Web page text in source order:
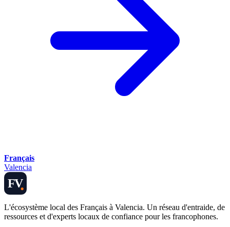
Français
Valencia
FV
L'écosystème local des Français à Valencia. Un réseau d'entraide, de
ressources et d'experts locaux de confiance pour les francophones.